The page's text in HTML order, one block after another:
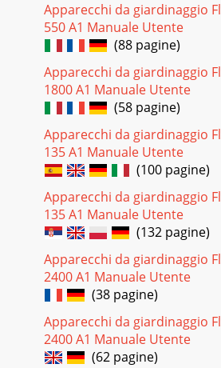
Apparecchi da giardinaggio
550 A1 Manuale Utente
(88 pagine)
Apparecchi da giardinaggio
1800 A1 Manuale Utente
(58 pagine)
Apparecchi da giardinaggio
135 A1 Manuale Utente
(100 pagine)
Apparecchi da giardinaggio
135 A1 Manuale Utente
(132 pagine)
Apparecchi da giardinaggio
2400 A1 Manuale Utente
(38 pagine)
Apparecchi da giardinaggio
2400 A1 Manuale Utente
(62 pagine)